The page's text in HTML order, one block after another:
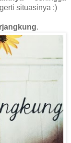
situasinya :)
.